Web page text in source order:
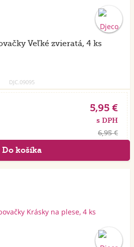
Veľké zvieratá, 4 ks
DJC.09095
5,95 €
s DPH
6,95 €